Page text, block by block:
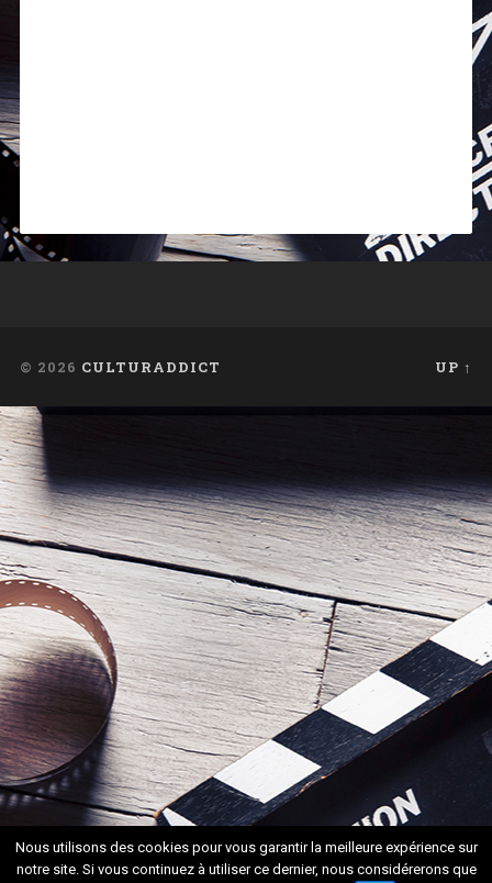
© 2026 CULTURADDICT UP ↑
Nous utilisons des cookies pour vous garantir la meilleure expérience sur
notre site. Si vous continuez à utiliser ce dernier, nous considérerons que